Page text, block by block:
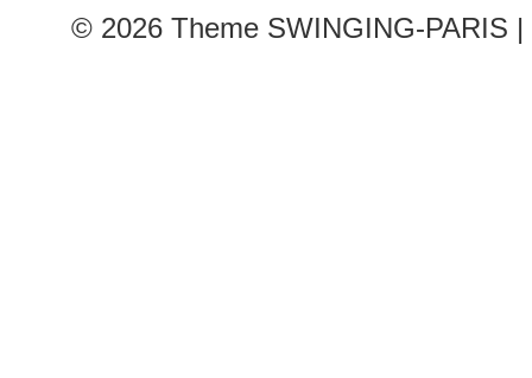
© 2026 Theme SWINGING-PARIS